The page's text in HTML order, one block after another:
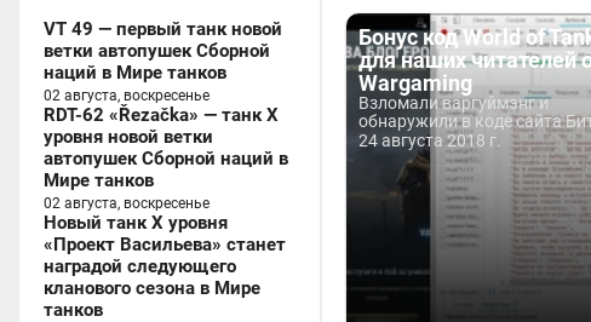
VT 49 — первый танк новой
ветки автопушек Сборной
наций в Мире танков
02 августа, воскресенье
RDT-62 «Řezačka» — танк X
уровня новой ветки
автопушек Сборной наций в
Мире танков
02 августа, воскресенье
Новый танк X уровня
«Проект Васильева» станет
наградой следующего
кланового сезона в Мире
танков
Бонус код World of
для наших читателей
Wargaming
Взломали варгуймэнг и
обнаружили в коде сайта
24 августа 2018 г.